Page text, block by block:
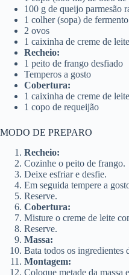
100 g de queijo parmesão
1 colher (sopa) de
2 ovos
1 caixinha de creme de leite
Recheio:
1 peito de frango desfiado
Temperos a gosto
Cobertura:
1 caixinha de creme de leite
1 copo de requeijão
MODO DE PREPARO
Recheio:
Cozinhe o peito de frango.
Deixe esfriar e desfie.
Em seguida tempere a
Reserve.
Cobertura:
Misture o creme de leite
Reserve.
Massa:
Bata todos os ingredientes
Montagem:
Coloque metade da massa